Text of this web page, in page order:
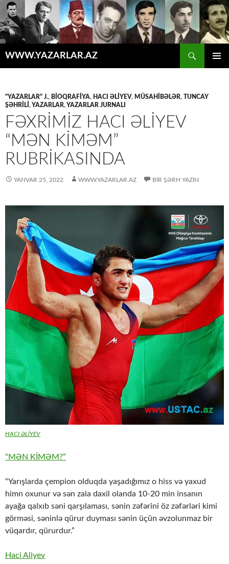
WWW.YAZARLAR.AZ
"YAZARLAR" J., BİOQRAFİYA, HACI ƏLİYEV, MÜSAHİBƏLƏR,
TUNCAY
ŞƏHRİLİ , YAZARLAR, YAZARLAR JURNALI
FƏXRİMİZ HACI ƏLİYEV
“MƏN KİMƏM”
RUBRİKASINDA
YANVAR 25, 2022 WWW.YAZARLAR.AZ BIR ŞƏRH YAZIN
HACI ƏLİYEV
“MƏN KİMƏM?”
“Yarışlarda çempion olduqda yaşadığımız o hiss və yaxud
himn oxunur və sən zala daxil olanda 10-20 min insanın
ayağa qalxıb səni qarşılaması, sənin zəfərini öz zəfərləri kimi
görməsi, səninlə qürur duyması sənin üçün əvzolunmaz bir
vüqardır, qürurdur.”
Haci Aliyev